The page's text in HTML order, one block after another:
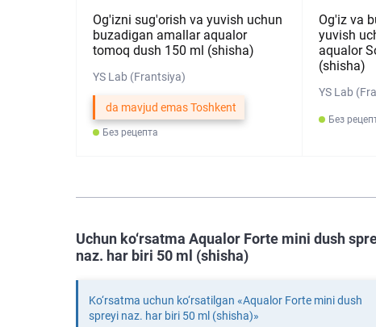
Og'izni sug'orish va yuvish uchun
buzadigan amallar aqualor
tomoq dush 150 ml (shisha)
YS Lab (Frantsiya)
da mavjud emas Toshkent
Без рецепта
Og'iz va
yuvish
aqualor
(shisha)
YS Lab
Без
Uchun ko‘rsatma Aqualor Forte mini dush
naz. har biri 50 ml (shisha)
Ko‘rsatma uchun ko‘rsatilgan «Aqualor Forte mini dush
spreyi naz. har biri 50 ml (shisha)»